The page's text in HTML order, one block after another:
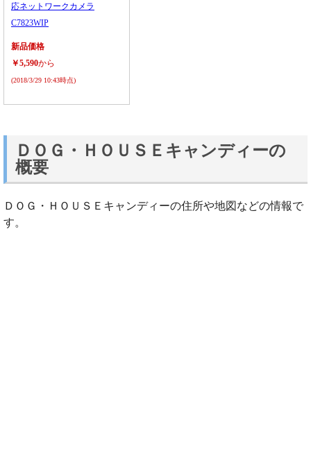
応ネットワークカメラ
C7823WIP
新品価格
￥5,590から
(2018/3/29 10:43時点)
ＤＯＧ・ＨＯＵＳＥキャンディーの
概要
ＤＯＧ・ＨＯＵＳＥキャンディーの住所や地図などの情報で
す。